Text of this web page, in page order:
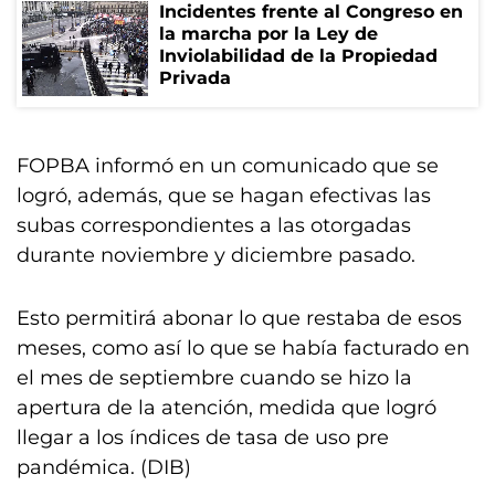
Incidentes frente al Congreso en
la marcha por la Ley de
Inviolabilidad de la Propiedad
Privada
FOPBA informó en un comunicado que se
logró, además, que se hagan efectivas las
subas correspondientes a las otorgadas
durante noviembre y diciembre pasado.
Esto permitirá abonar lo que restaba de esos
meses, como así lo que se había facturado en
el mes de septiembre cuando se hizo la
apertura de la atención, medida que logró
llegar a los índices de tasa de uso pre
pandémica. (DIB)